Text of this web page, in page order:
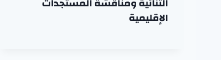
الإقليمية